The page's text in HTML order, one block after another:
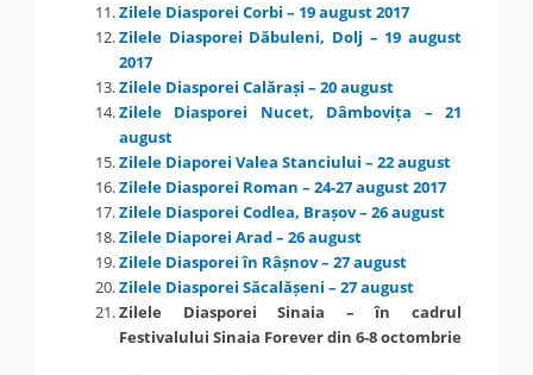
Zilele Diasporei Corbi – 19 august 2017
Zilele Diasporei Dăbuleni, Dolj – 19 august
2017
Zilele Diasporei Calărași – 20 august
Zilele Diasporei Nucet, Dâmbovița – 21
august
Zilele Diaporei Valea Stanciului – 22 august
Zilele Diasporei Roman – 24-27 august 2017
Zilele Diasporei Codlea, Brașov – 26 august
Zilele Diaporei Arad – 26 august
Zilele Diasporei în Râșnov – 27 august
Zilele Diasporei Săcalășeni – 27 august
Zilele Diasporei Sinaia – în cadrul
Festivalului Sinaia Forever din 6-8 octombrie